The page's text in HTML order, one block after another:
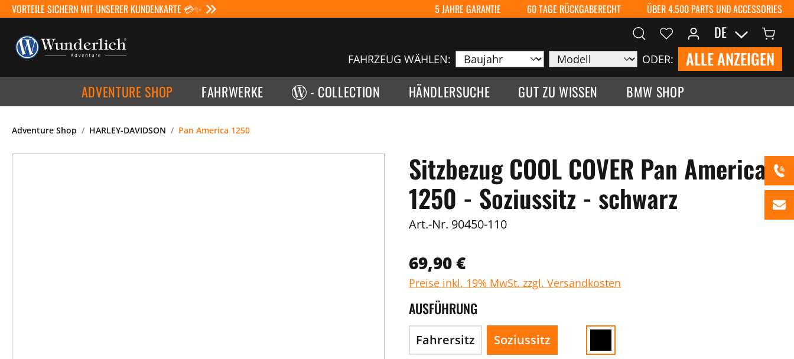
VORTEILE SICHERN MIT UNSERER KUNDENKARTE 💳✨ 5 JAHRE GARANTIE 60 TAGE RÜCKGABERECHT ÜBER 4.500 PARTS UND ACCESSORIES
FAHRZEUG WÄHLEN: ODER: ALLE ANZEIGEN
DE
ADVENTURE SHOP FAHRWERKE - COLLECTION HÄNDLERSUCHE GUT ZU WISSEN BMW SHOP
Adventure Shop HARLEY-DAVIDSON Pan America 1250
Sitzbezug COOL COVER Pan America
1250 - Soziussitz - schwarz
Art.-Nr. 90450-110
69,90 €
Preise inkl. 19% MwSt. zzgl. Versandkosten
AUSFÜHRUNG
Fahrersitz Soziussitz